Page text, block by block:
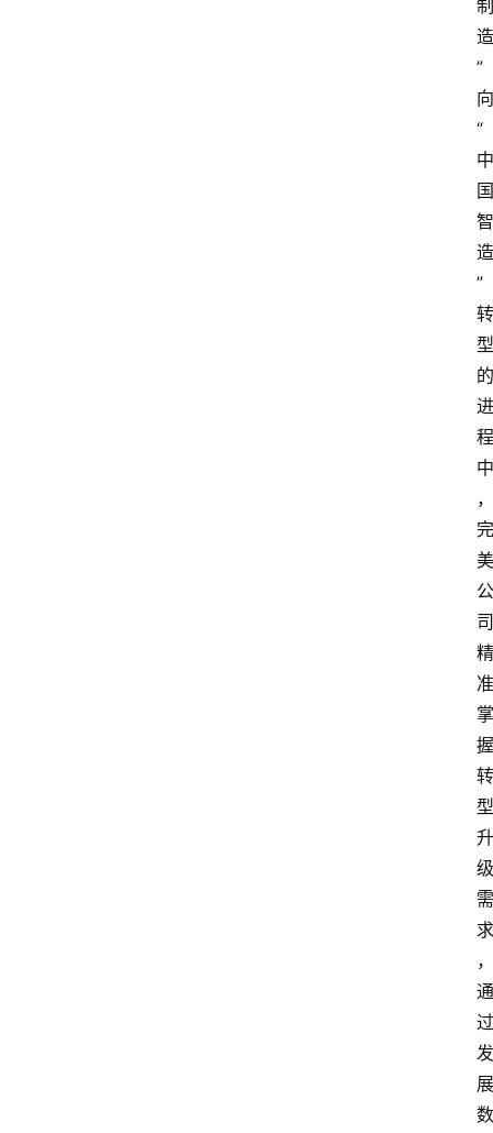
制
造
”
向
“
中
国
智
造
”
转
型
的
进
程
中
，
完
美
公
司
精
准
掌
握
转
型
升
级
需
求
，
通
过
发
展
数